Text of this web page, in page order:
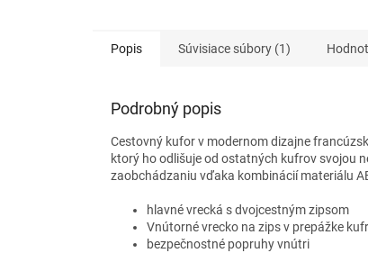
Popis Súvisiace súbory (1)
Podrobný popis
Cestovný kufor v modernom dizajne
ktorý ho odlišuje od ostatných kufrov svojou
zaobchádzaniu vďaka kombinácií materiálu
hlavné vrecká s dvojcestným zipsom
Vnútorné vrecko na zips v prepážke
bezpečnostné popruhy vnútri